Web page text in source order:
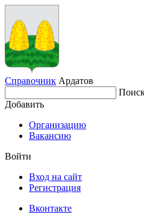
Справочник Ардатов
Добавить
Организацию
Вакансию
Войти
Вход на сайт
Регистрация
Вконтакте